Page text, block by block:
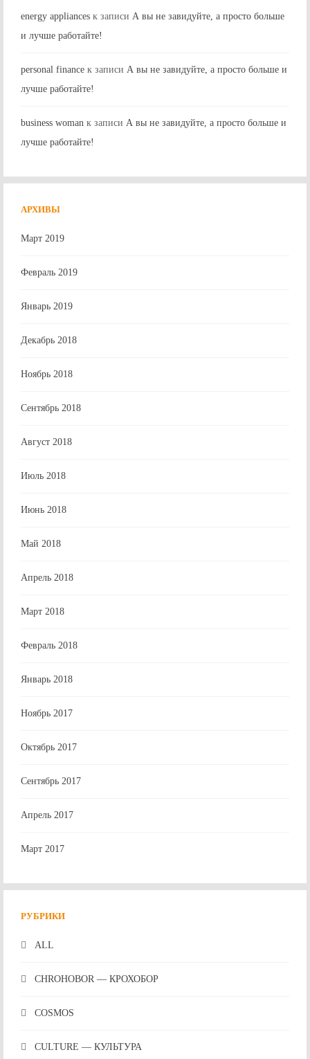
energy appliances к записи А вы не завидуйте, а просто больше
и лучше работайте!
personal finance к записи А вы не завидуйте, а просто больше и
лучше работайте!
business woman к записи А вы не завидуйте, а просто больше и
лучше работайте!
АРХИВЫ
Март 2019
Февраль 2019
Январь 2019
Декабрь 2018
Ноябрь 2018
Сентябрь 2018
Август 2018
Июль 2018
Июнь 2018
Май 2018
Апрель 2018
Март 2018
Февраль 2018
Январь 2018
Ноябрь 2017
Октябрь 2017
Сентябрь 2017
Апрель 2017
Март 2017
РУБРИКИ
ALL
CHROHOBOR — КРОХОБОР
COSMOS
CULTURE — КУЛЬТУРА